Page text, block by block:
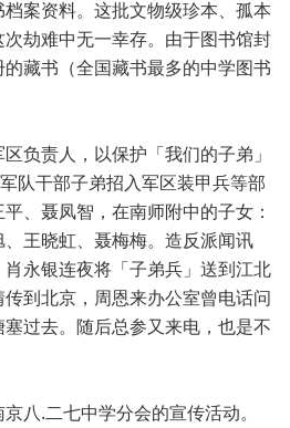
案资料。这批文物级珍本、孤本
劫难中无一幸存。由于图书馆封
藏书（全国藏书最多的中学图书
负责人，以保护「我们的子弟」
队干部子弟招入军区装甲兵等部
、聂凤智，在南师附中的子女：
王晓虹、聂梅梅。造反派闻讯
永银连夜将「子弟兵」送到江北
到北京，周恩来办公室曾电话问
过去。随后总参又来电，也是不
八 .二七中学分会的宣传活动。